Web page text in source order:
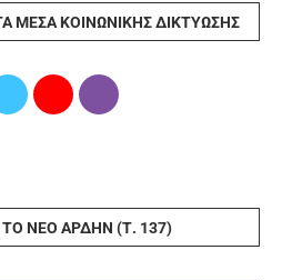
ΜΈΣΑ ΚΟΙΝΩΝΙΚΉΣ ΔΙΚΤΎΩΣΗΣ
ΝΈΟ ΆΡΔΗΝ (Τ. 137)